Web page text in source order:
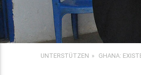
UNTERSTÜTZEN GHANA: